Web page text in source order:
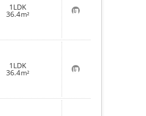
1LDK
36.4m² お
気
に
入
り
登
録
1LDK
36.4m² お
気
に
入
り
登